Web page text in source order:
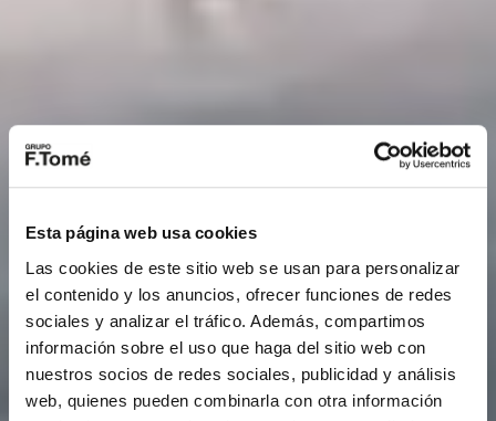
Esta página web usa cookies
Las cookies de este sitio web se usan para personalizar
el contenido y los anuncios, ofrecer funciones de redes
sociales y analizar el tráfico. Además, compartimos
información sobre el uso que haga del sitio web con
nuestros socios de redes sociales, publicidad y análisis
web, quienes pueden combinarla con otra información